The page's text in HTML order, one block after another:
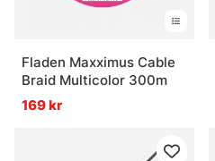
Fladen Maxximus Cable
Braid Multicolor 300m
169 kr